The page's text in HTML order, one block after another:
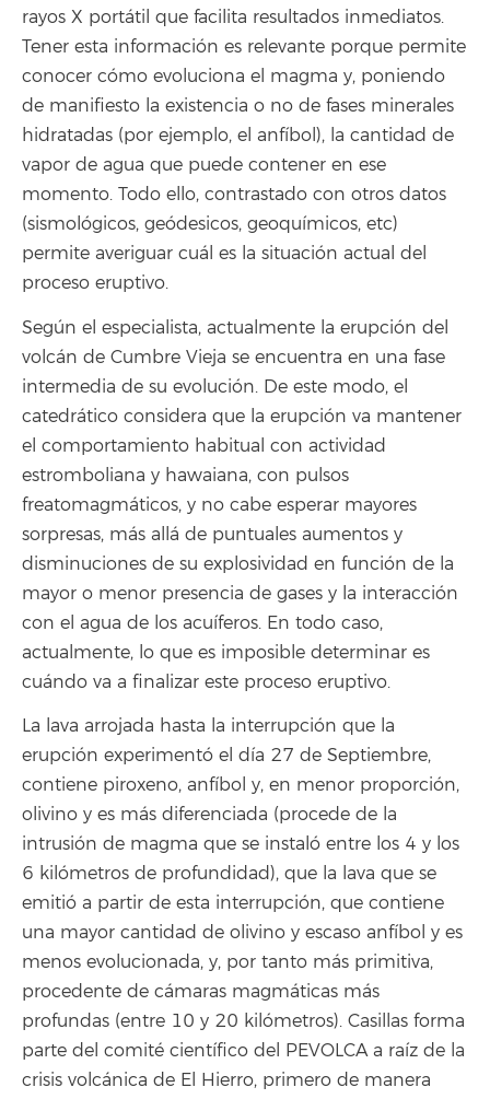
rayos X portátil que facilita resultados inmediatos.
Tener esta información es relevante porque permite
conocer cómo evoluciona el magma y, poniendo
de manifiesto la existencia o no de fases minerales
hidratadas (por ejemplo, el anfíbol), la cantidad de
vapor de agua que puede contener en ese
momento. Todo ello, contrastado con otros datos
(sismológicos, geódesicos, geoquímicos, etc)
permite averiguar cuál es la situación actual del
proceso eruptivo.
Según el especialista, actualmente la erupción del
volcán de Cumbre Vieja se encuentra en una fase
intermedia de su evolución. De este modo, el
catedrático considera que la erupción va mantener
el comportamiento habitual con actividad
estromboliana y hawaiana, con pulsos
freatomagmáticos, y no cabe esperar mayores
sorpresas, más allá de puntuales aumentos y
disminuciones de su explosividad en función de la
mayor o menor presencia de gases y la interacción
con el agua de los acuíferos. En todo caso,
actualmente, lo que es imposible determinar es
cuándo va a finalizar este proceso eruptivo.
La lava arrojada hasta la interrupción que la
erupción experimentó el día 27 de Septiembre,
contiene piroxeno, anfíbol y, en menor proporción,
olivino y es más diferenciada (procede de la
intrusión de magma que se instaló entre los 4 y los
6 kilómetros de profundidad), que la lava que se
emitió a partir de esta interrupción, que contiene
una mayor cantidad de olivino y escaso anfíbol y es
menos evolucionada, y, por tanto más primitiva,
procedente de cámaras magmáticas más
profundas (entre 10 y 20 kilómetros). Casillas forma
parte del comité científico del PEVOLCA a raíz de la
crisis volcánica de El Hierro, primero de manera